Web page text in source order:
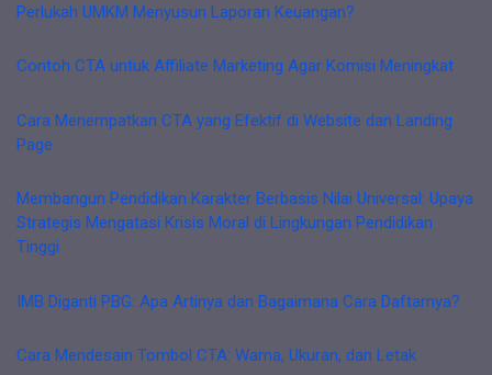
Perlukah UMKM Menyusun Laporan Keuangan?
Contoh CTA untuk Affiliate Marketing Agar Komisi Meningkat
Cara Menempatkan CTA yang Efektif di Website dan Landing
Page
Membangun Pendidikan Karakter Berbasis Nilai Universal: Upaya
Strategis Mengatasi Krisis Moral di Lingkungan Pendidikan
Tinggi
IMB Diganti PBG: Apa Artinya dan Bagaimana Cara Daftarnya?
Cara Mendesain Tombol CTA: Warna, Ukuran, dan Letak